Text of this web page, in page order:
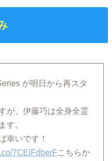
が明日から再スタ
が、伊藤巧は全身全霊
す。
幸いです！
7CElFdberFこちらか